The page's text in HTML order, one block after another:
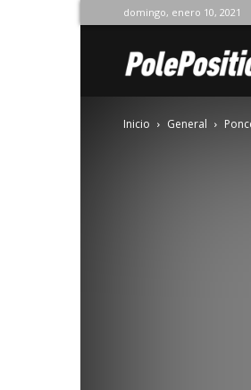
domingo, enero 10, 2021
Inicio General